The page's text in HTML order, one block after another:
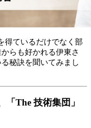
得ているだけでなく部
らも好かれる伊東さ
秘訣を聞いてみまし
The 技術集団」